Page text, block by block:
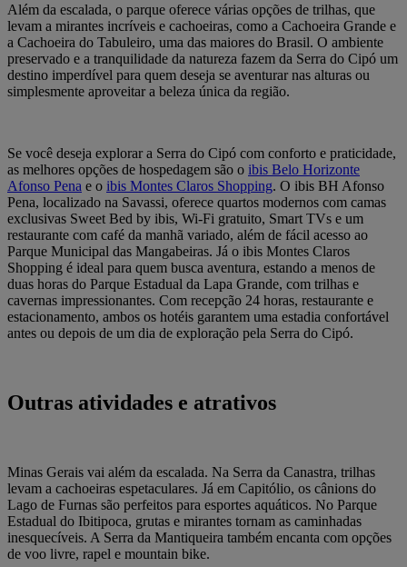
Além da escalada, o parque oferece várias opções de trilhas, que
levam a mirantes incríveis e cachoeiras, como a Cachoeira Grande e
a Cachoeira do Tabuleiro, uma das maiores do Brasil. O ambiente
preservado e a tranquilidade da natureza fazem da Serra do Cipó um
destino imperdível para quem deseja se aventurar nas alturas ou
simplesmente aproveitar a beleza única da região.
Se você deseja explorar a Serra do Cipó com conforto e praticidade,
as melhores opções de hospedagem são o ibis Belo Horizonte
Afonso Pena e o ibis Montes Claros Shopping. O ibis BH Afonso
Pena, localizado na Savassi, oferece quartos modernos com camas
exclusivas Sweet Bed by ibis, Wi-Fi gratuito, Smart TVs e um
restaurante com café da manhã variado, além de fácil acesso ao
Parque Municipal das Mangabeiras. Já o ibis Montes Claros
Shopping é ideal para quem busca aventura, estando a menos de
duas horas do Parque Estadual da Lapa Grande, com trilhas e
cavernas impressionantes. Com recepção 24 horas, restaurante e
estacionamento, ambos os hotéis garantem uma estadia confortável
antes ou depois de um dia de exploração pela Serra do Cipó.
Outras atividades e atrativos
Minas Gerais vai além da escalada. Na Serra da Canastra, trilhas
levam a cachoeiras espetaculares. Já em Capitólio, os cânions do
Lago de Furnas são perfeitos para esportes aquáticos. No Parque
Estadual do Ibitipoca, grutas e mirantes tornam as caminhadas
inesquecíveis. A Serra da Mantiqueira também encanta com opções
de voo livre, rapel e mountain bike.